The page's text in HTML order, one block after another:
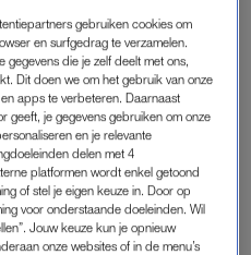
MEILAND START
WIJN
LINDA.
Hallo mini-me: dochtertje
Claire lijkt sprekend op
moeder Maxime Meiland
gebruiken cookies om
en surfgedrag te verzamelen.
gegevens die je zelf deelt met ons,
Dit doen we om het gebruik van onze
apps te verbeteren. Daarnaast
geeft, je gegevens gebruiken om onze
en je relevante
delen met 4
platformen wordt enkel getoond
of stel je eigen keuze in. Door op
voor onderstaande doeleinden. Wil
Jouw keuze kun je opnieuw
onze websites of in de menu’s